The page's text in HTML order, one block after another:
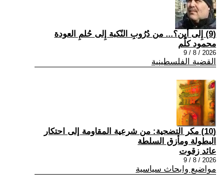
(9) إِلى أين؟... من دُرُوبِ النّكبة إِلى حُلمِ العودة
محمود كلّم
2026 / 8 / 9
القضية الفلسطينية
(10) مكر التضحية: من شرعية المقاومة إلى احتكار
البطولة ومأزق السلطة
عائد زقوت
2026 / 8 / 9
مواضيع وابحاث سياسية